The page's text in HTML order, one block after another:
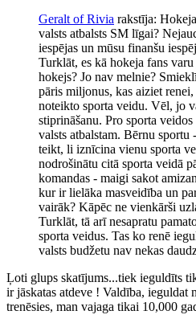
Geralt of Rivia rakstīja:
valsts atbalsts SM līgai?
iespējas un mūsu finanšu
Turklāt, es kā hokeja fans
hokejs? Jo nav melnie?
pāris miljonus, kas aiziet
noteikto sporta veidu. Vēl, jo
stiprināšanu. Pro sporta
valsts atbalstam. Bērnu sportu
teikt, li iznīcina vienu sporta
nodrošinātu citā sporta veidā
komandas - maigi sakot
kur ir lielāka masveidība un
vairāk? Kāpēc ne vienkārši
Turklāt, tā arī nesapratu
sporta veidus. Tas ko renē
valsts budžetu nav nekas
Ļoti glups skatījums...tiek ieguldīts
ir jāskatas atdeve ! Valdība, ieguldat
trenēsies, man vajaga tikai 10,000